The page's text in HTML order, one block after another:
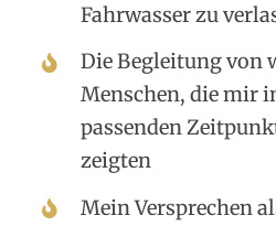
Fahrwasser zu
Die Begleitung von
Menschen, die mir
passenden
zeigten
Mein Versprechen